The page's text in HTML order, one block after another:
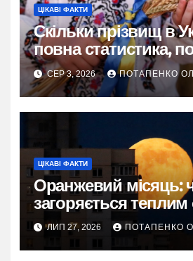
ЦІКАВІ ФАКТИ
Скільки прізвищ в
повна статистика,
та живі історії
СЕР 3, 2026 ПОТАПЕНКО
ЦІКАВІ ФАКТИ
Оранжевий місяць:
загоряється
ЛИП 27, 2026 ПОТАПЕНКО